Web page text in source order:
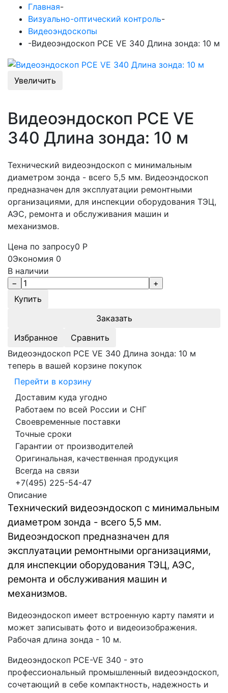
Главная-
Визуально-оптический контроль-
Видеоэндоскопы
-Видеоэндоскоп PCE VE 340 Длина зонда: 10 м
Увеличить
Видеоэндоскоп PCE VE
340 Длина зонда: 10 м
Технический видеоэндоскоп с минимальным
диаметром зонда - всего 5,5 мм. Видеоэндоскоп
предназначен для эксплуатации ремонтными
организациями, для инспекции оборудования ТЭЦ,
АЭС, ремонта и обслуживания машин и
механизмов.
Цена по запросу0 Р
0Экономия 0
В наличии
Заказать
Избранное
Сравнить
Видеоэндоскоп PCE VE 340 Длина зонда: 10 м
теперь в вашей корзине покупок
Перейти в корзину
Доставим куда угодно
Работаем по всей России и СНГ
Своевременные поставки
Точные сроки
Гарантии от производителей
Оригинальная, качественная продукция
Всегда на связи
+7(495) 225-54-47
Описание
Технический видеоэндоскоп с минимальным
диаметром зонда - всего 5,5 мм.
Видеоэндоскоп предназначен для
эксплуатации ремонтными организациями,
для инспекции оборудования ТЭЦ, АЭС,
ремонта и обслуживания машин и
механизмов.
Видеоэндоскоп имеет встроенную карту памяти и
может записывать фото и видеоизображения.
Рабочая длина зонда - 10 м.
Видеоэндоскоп PCE-VE 340 - это
профессиональный промышленный видеоэндоскоп,
сочетающий в себе компактность, надежность и